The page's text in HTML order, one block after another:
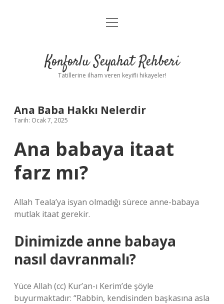
Anasayfa
Yasal Uyarı
menüyü
Konforlu Seyahat Rehberi
Tatillerine ilham veren keyifli hikayeler!
Ana Baba Hakkı Nelerdir
Tarih: Ocak 7, 2025
Ana babaya itaat
farz mı?
Allah Teala’ya isyan olmadığı sürece anne-babaya
mutlak itaat gerekir.
Dinimizde anne babaya
nasıl davranmalı?
Yüce Allah (cc) Kur’an-ı Kerim’de şöyle
buyurmaktadır: “Rabbin, kendisinden başkasına asla